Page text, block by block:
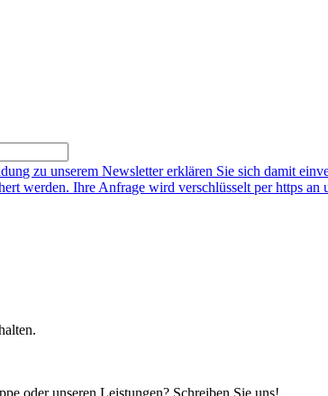
zu unserem Newsletter erklären Sie sich damit
werden. Ihre Anfrage wird verschlüsselt per https an
oder unseren Leistungen? Schreiben Sie uns!